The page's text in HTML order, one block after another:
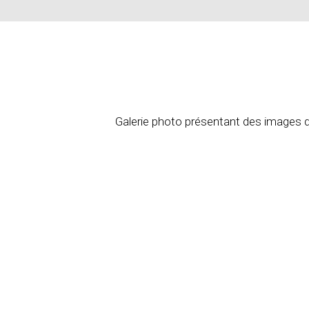
Galerie photo présentant des images